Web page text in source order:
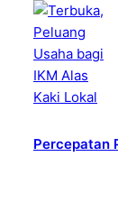
Percepatan